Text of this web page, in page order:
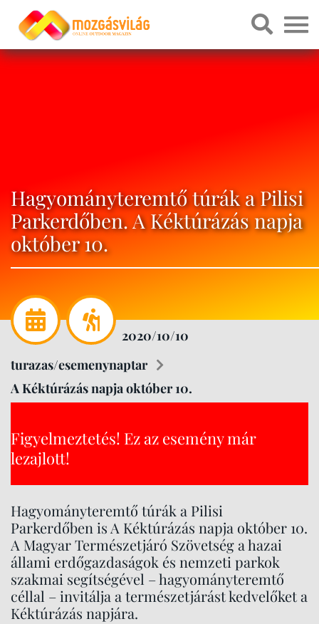
Hagyományteremtő túrák a Pilisi
Parkerdőben. A Kéktúrázás napja
október 10.
2020/10/10
turazas/esemenynaptar
A Kéktúrázás napja október 10.
Figyelmeztetés! Ez az esemény már
lezajlott!
Hagyományteremtő túrák a Pilisi
Parkerdőben is A Kéktúrázás napja október 10.
A Magyar Természetjáró Szövetség a hazai
állami erdőgazdaságok és nemzeti parkok
szakmai segítségével – hagyományteremtő
céllal – invitálja a természetjárást kedvelőket a
Kéktúrázás napjára.